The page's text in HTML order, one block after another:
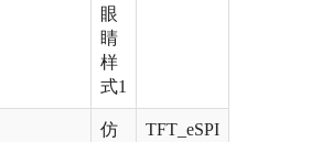
眼
睛
样
式1
仿
TFT_eSPI